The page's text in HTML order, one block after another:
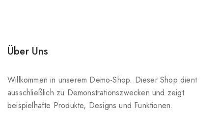
Über Uns
Willkommen in unserem Demo-Shop. Dieser Shop dient
ausschließlich zu Demonstrationszwecken und zeigt
beispielhafte Produkte, Designs und Funktionen.